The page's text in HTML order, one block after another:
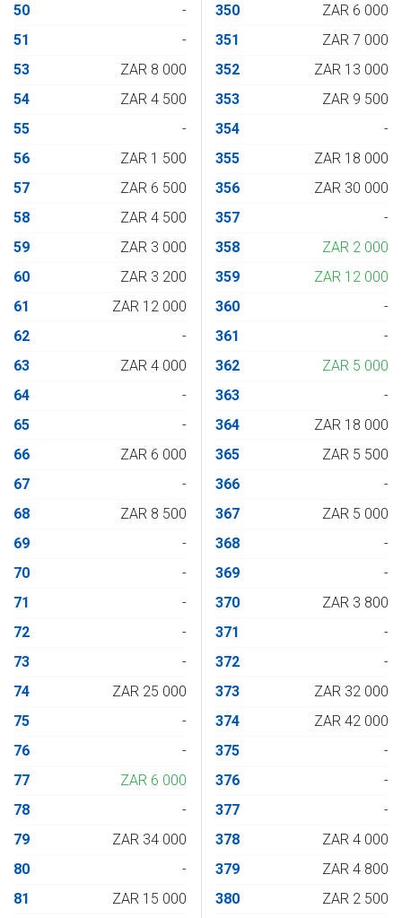
50
-
51
-
53
ZAR 8 000
54
ZAR 4 500
55
-
56
ZAR 1 500
57
ZAR 6 500
58
ZAR 4 500
59
ZAR 3 000
60
ZAR 3 200
61
ZAR 12 000
62
-
63
ZAR 4 000
64
-
65
-
66
ZAR 6 000
67
-
68
ZAR 8 500
69
-
70
-
71
-
72
-
73
-
74
ZAR 25 000
75
-
76
-
77
ZAR 6 000
78
-
79
ZAR 34 000
80
-
81
ZAR 15 000
350
ZAR 6 000
351
ZAR 7 000
352
ZAR 13 000
353
ZAR 9 500
354
-
355
ZAR 18 000
356
ZAR 30 000
357
-
358
ZAR 2 000
359
ZAR 12 000
360
-
361
-
362
ZAR 5 000
363
-
364
ZAR 18 000
365
ZAR 5 500
366
-
367
ZAR 5 000
368
-
369
-
370
ZAR 3 800
371
-
372
-
373
ZAR 32 000
374
ZAR 42 000
375
-
376
-
377
-
378
ZAR 4 000
379
ZAR 4 800
380
ZAR 2 500